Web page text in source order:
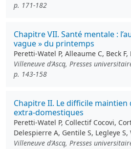
p. 171-182
Chapitre VII. Santé mentale :
vague » du printemps
Peretti-Watel P, Alleaume C, Beck
Villeneuve d'Ascq, Presses
p. 143-158
Chapitre II. Le difficile maintien
extra-domestiques
Peretti-Watel P, Collectif Cocovi,
Delespierre A, Gentile S, Legleye S,
Villeneuve d'Ascq, Presses